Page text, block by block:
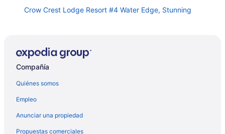
Crow Crest Lodge Resort #4 Water Edge, Stunning
Modern Lakeside Chalet on Crow Wing Chain w/
Dock!
Cabin 110 - Pet Friendly/Open Loft/ Modern/Clean
Walker Hotel
Longbow - Leech| Lakeside |Bar|GameRm|Golf
Compañía
Quiénes somos
Empleo
Anunciar una propiedad
Propuestas comerciales